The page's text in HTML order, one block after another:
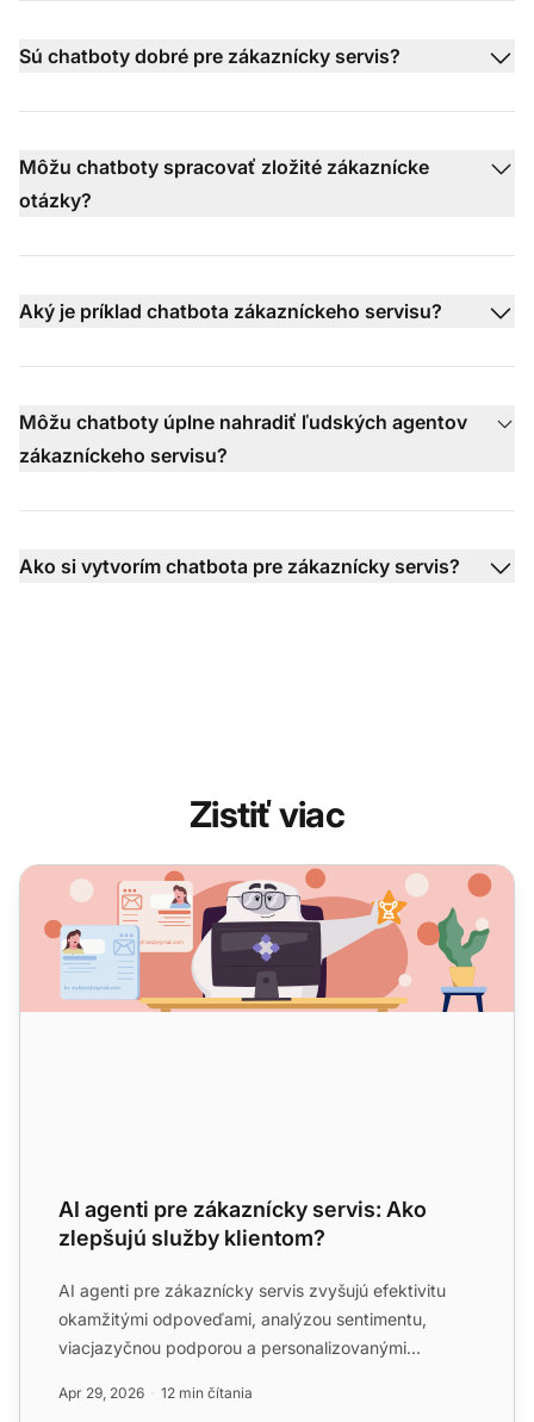
Sú chatboty dobré pre zákaznícky servis?
Môžu chatboty spracovať zložité zákaznícke
otázky?
Aký je príklad chatbota zákazníckeho servisu?
Môžu chatboty úplne nahradiť ľudských agentov
zákazníckeho servisu?
Ako si vytvorím chatbota pre zákaznícky servis?
Zistiť viac
AI agenti pre zákaznícky servis: Ako zlepšujú služby
AI agenti pre zákaznícky servis: Ako
zlepšujú služby klientom?
AI agenti pre zákaznícky servis zvyšujú efektivitu
okamžitými odpoveďami, analýzou sentimentu,
viacjazyčnou podporou a personalizovanými
Apr 29, 2026 12 min čítania